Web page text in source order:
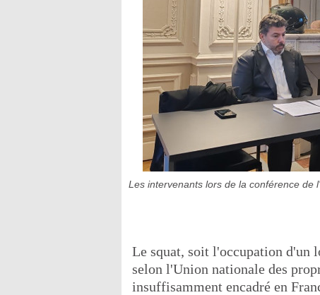
Les intervenants lors de la conférence de
Le squat, soit l'occupation d'un
selon l'Union nationale des
insuffisamment encadré en